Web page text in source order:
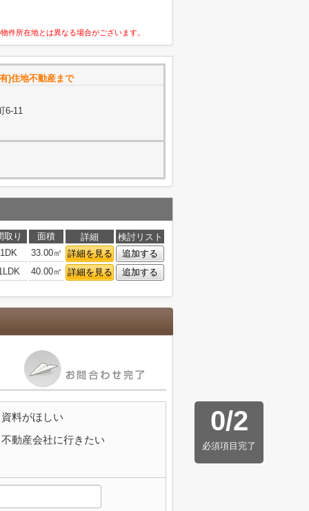
件所在地とは異なる場合がございます。
)住地不動産まで
6-11
取り 面積 詳細
検討リスト
1DK
33.00㎡ 詳細を見る
追加する
40.00㎡ 詳細を見る 追加する
0/2
必須項目完了
資料がほしい
不動産会社に行きたい